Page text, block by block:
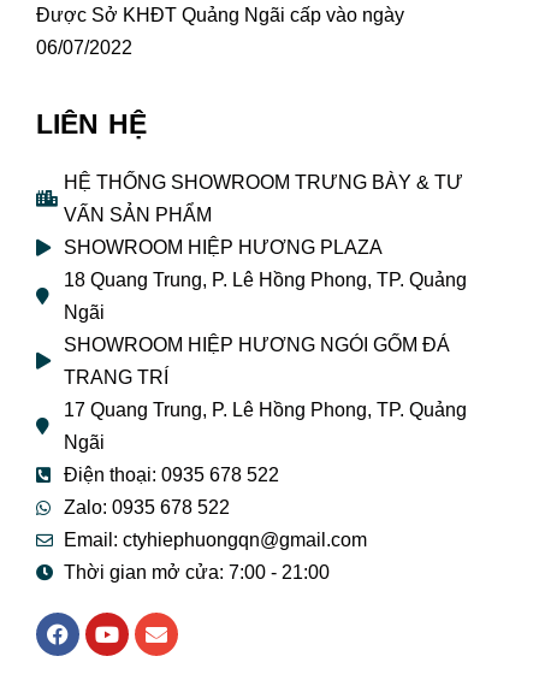
Được Sở KHĐT Quảng Ngãi cấp vào ngày
06/07/2022
LIÊN HỆ
HỆ THỐNG SHOWROOM TRƯNG BÀY & TƯ
VẤN SẢN PHẨM
SHOWROOM HIỆP HƯƠNG PLAZA
18 Quang Trung, P. Lê Hồng Phong, TP. Quảng
Ngãi
SHOWROOM HIỆP HƯƠNG NGÓI GỐM ĐÁ
TRANG TRÍ
17 Quang Trung, P. Lê Hồng Phong, TP. Quảng
Ngãi
Điện thoại: 0935 678 522
Zalo: 0935 678 522
Email: ctyhiephuongqn@gmail.com
Thời gian mở cửa: 7:00 - 21:00
F
a
Y
o
E
n